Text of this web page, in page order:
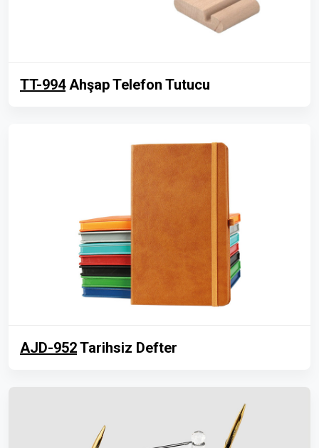
TT-994Ahşap Telefon Tutucu
AJD-952Tarihsiz Defter